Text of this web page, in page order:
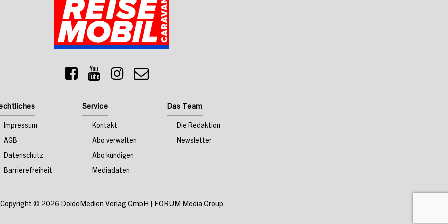
Impressum
AGB
Datenschutz
Barrierefreiheit
Service
Kontakt
Abo verwalten
Abo kündigen
Mediadaten
Das Team
Die Redaktion
Newsletter
Copyright © 2026 DoldeMedien Verlag GmbH FORUM Media Group